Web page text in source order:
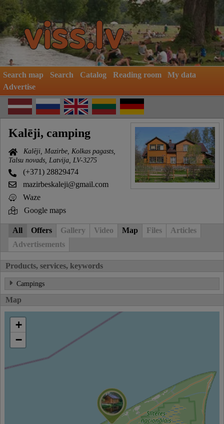
Search map Search Catalog Reading room
My data
Advertise
Kalēji, camping
Kalēji, Mazirbe, Kolkas pagasts,
Talsu novads, Latvija, LV-3275
(+371) 28829474
mazirbeskaleji@gmail.com
Waze
Google maps
All Offers Gallery Video Map Files
Articles
Advertisements
Products, services, keywords
Campings
Map
+
−